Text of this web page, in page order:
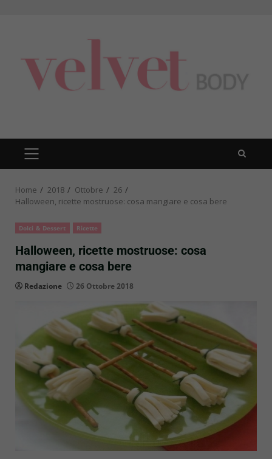
PRIMARY
MENU
Home 2018 Ottobre
26
Halloween, ricette mostruose: cosa mangiare e cosa bere
Dolci & Dessert Ricette
Halloween, ricette mostruose: cosa
mangiare e cosa bere
Redazione 26 Ottobre 2018